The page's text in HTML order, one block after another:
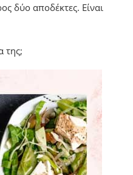
δύο αποδέκτες. Είναι
της;